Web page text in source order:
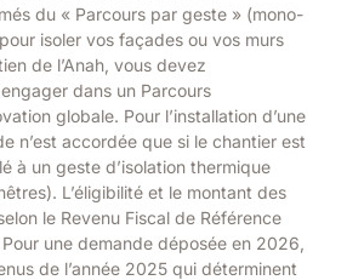
du « Parcours par geste » (mono-
isoler vos façades ou vos murs
de l’Anah, vous devez
dans un Parcours
globale. Pour l’installation d’une
n’est accordée que si le chantier est
à un geste d’isolation thermique
L’éligibilité et le montant des
le Revenu Fiscal de Référence
Pour une demande déposée en 2026,
de l’année 2025 qui déterminent